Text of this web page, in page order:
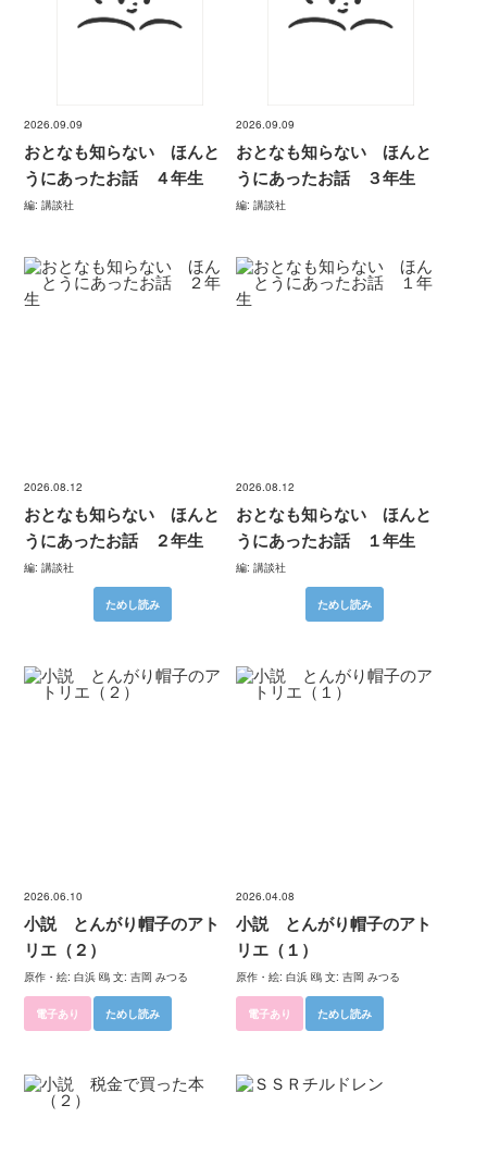
2026.09.09
おとなも知らない ほんと
うにあったお話 ４年生
編: 講談社
2026.09.09
おとなも知らない ほんと
うにあったお話 ３年生
編: 講談社
2026.08.12
おとなも知らない ほんと
うにあったお話 ２年生
編: 講談社
ためし読み
2026.08.12
おとなも知らない ほんと
うにあったお話 １年生
編: 講談社
ためし読み
2026.06.10
小説 とんがり帽子のアト
リエ（２）
原作・絵: 白浜 鴎 文: 吉岡 みつる
電子あり ためし読み
2026.04.08
小説 とんがり帽子のアト
リエ（１）
原作・絵: 白浜 鴎 文: 吉岡 みつる
電子あり ためし読み